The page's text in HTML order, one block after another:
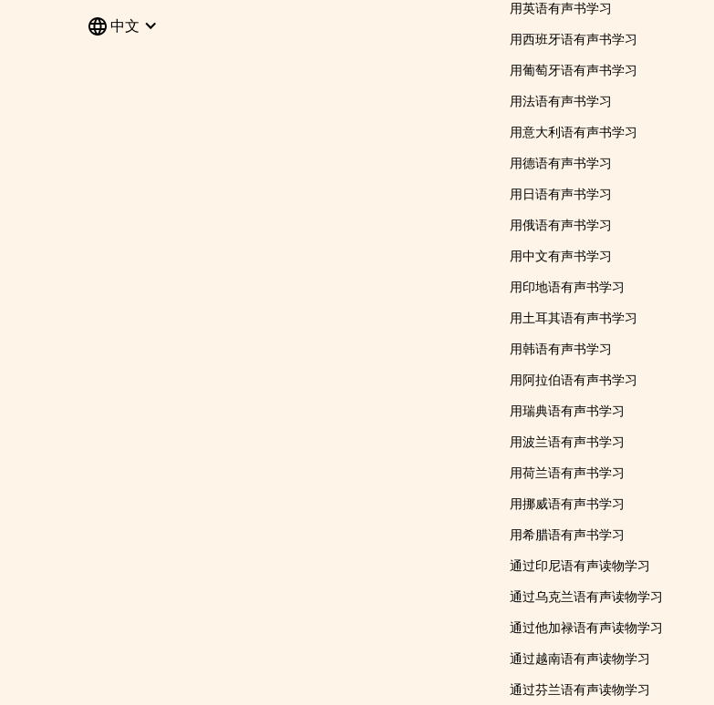
中文
用英语有声书学习
用西班牙语有声书学习
用葡萄牙语有声书学习
用法语有声书学习
用意大利语有声书学习
用德语有声书学习
用日语有声书学习
用俄语有声书学习
用中文有声书学习
用印地语有声书学习
用土耳其语有声书学习
用韩语有声书学习
用阿拉伯语有声书学习
用瑞典语有声书学习
用波兰语有声书学习
用荷兰语有声书学习
用挪威语有声书学习
用希腊语有声书学习
通过印尼语有声读物学习
通过乌克兰语有声读物学习
通过他加禄语有声读物学习
通过越南语有声读物学习
通过芬兰语有声读物学习